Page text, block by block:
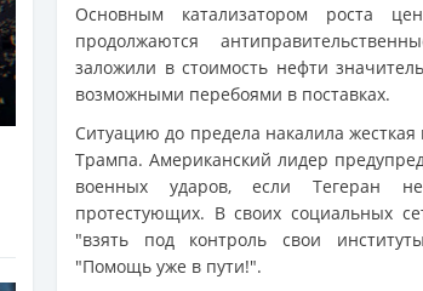
Основным катализатором роста
продолжаются
заложили в стоимость нефти
возможными перебоями в поставках.
Ситуацию до предела накалила
Трампа. Американский лидер
военных ударов, если Тегеран
протестующих. В своих социальных
"взять под контроль свои
"Помощь уже в пути!".